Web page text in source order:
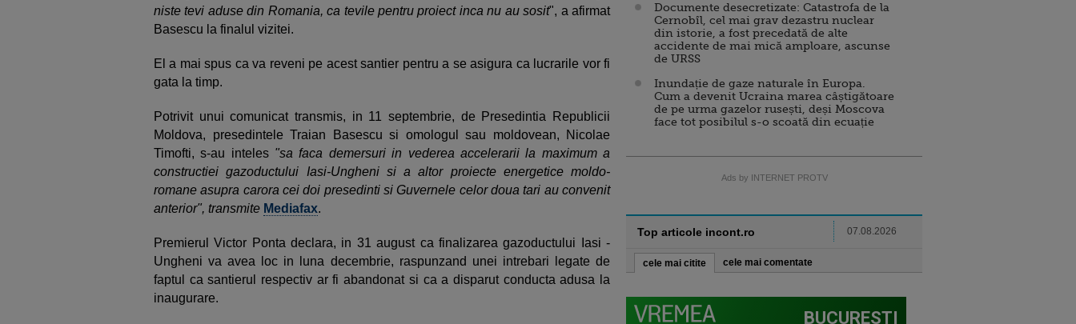
niste tevi aduse din Romania, ca tevile pentru proiect inca nu au sosit", a afirmat
Basescu la finalul vizitei.
El a mai spus ca va reveni pe acest santier pentru a se asigura ca lucrarile vor fi
gata la timp.
Potrivit unui comunicat transmis, in 11 septembrie, de Presedintia Republicii
Moldova, presedintele Traian Basescu si omologul sau moldovean, Nicolae
Timofti, s-au inteles"sa faca demersuri in vederea accelerarii la maximum a
constructiei gazoductului Iasi-Ungheni si a altor proiecte energetice moldo-
romane asupra carora cei doi presedinti si Guvernele celor doua tari au convenit
anterior", transmite Mediafax.
Premierul Victor Ponta declara, in 31 august ca finalizarea gazoductului Iasi -
Ungheni va avea loc in luna decembrie, raspunzand unei intrebari legate de
faptul ca santierul respectiv ar fi abandonat si ca a disparut conducta adusa la
inaugurare.
Documente desecretizate: Catastrofa de la
Cernobîl, cel mai grav dezastru nuclear
din istorie, a fost precedată de alte
accidente de mai mică amploare, ascunse
de URSS
Inundație de gaze naturale în Europa.
Cum a devenit Ucraina marea câștigătoare
de pe urma gazelor rusești, deși Moscova
face tot posibilul s-o scoată din ecuație
Ads by INTERNET PROTV
Top articole incont.ro 07.08.2026
cele mai citite cele mai comentate